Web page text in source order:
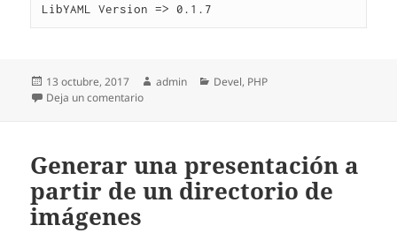
Publicado
el
13 octubre, 2017 Autor
admin Categorías
Devel, PHP
Deja un comentarioen Instalar soporte yaml-dev en PHP para OSX
Generar una presentación a
partir de un directorio de
imágenes